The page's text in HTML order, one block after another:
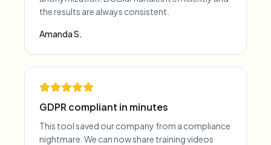
the results are always consistent.
Amanda S.
GDPR compliant in minutes
This tool saved our company from a compliance
nightmare. We can now share training videos